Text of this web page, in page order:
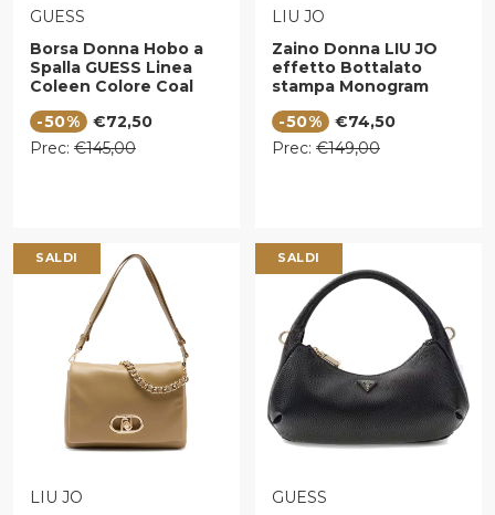
VENDITORE:
GUESS
Borsa Donna Hobo a
Spalla GUESS Linea
Coleen Colore Coal
-50%
Prezzo di vendita
€72,50
Prezzo regolare
Prec: €145,00
VENDITORE:
LIU JO
Zaino Donna LIU JO
effetto Bottalato
stampa Monogram
-50%
Prezzo di vendita
€74,50
Prezzo regolare
Prec: €149,00
SALDI
VENDITORE:
LIU JO
SALDI
VENDITORE:
GUESS